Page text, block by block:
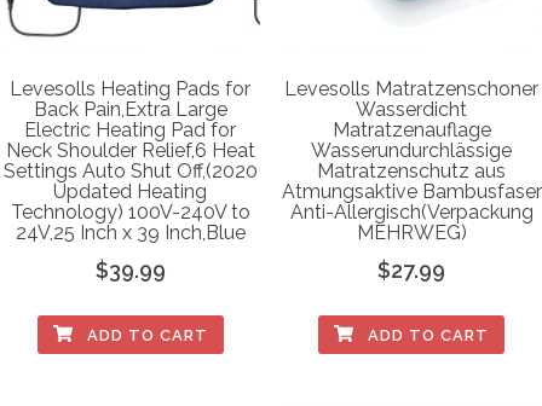
Levesolls Heating Pads for
Back Pain,Extra Large
Electric Heating Pad for
Neck Shoulder Relief,6 Heat
Settings Auto Shut Off,(2020
Updated Heating
Technology) 100V-240V to
24V,25 Inch x 39 Inch,Blue
$39.99
ADD TO CART
Levesolls Matratzenschoner
Wasserdicht
Matratzenauflage
Wasserundurchlässige
Matratzenschutz aus
Atmungsaktive Bambusfaser
Anti-Allergisch(Verpackung
MEHRWEG)
$27.99
ADD TO CART